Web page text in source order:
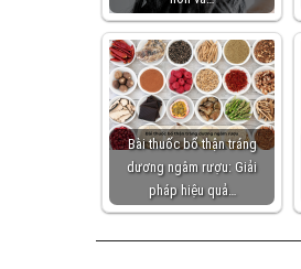
Bài thuốc bổ thận tráng
dương ngâm rượu: Giải
pháp hiệu quả…